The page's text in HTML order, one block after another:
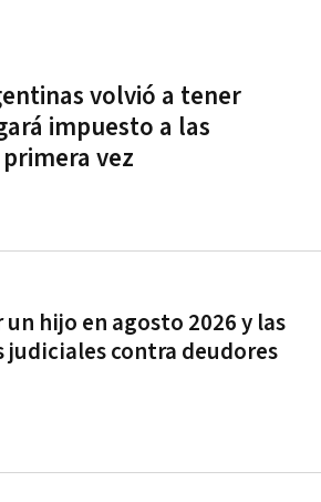
volvió a tener
impuesto a las
vez
hijo en agosto 2026 y las
judiciales contra deudores